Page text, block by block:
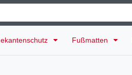
Fußmatten